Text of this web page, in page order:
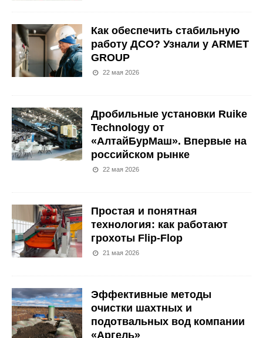
Как обеспечить стабильную
работу ДСО? Узнали у ARMET
GROUP
22 мая 2026
Дробильные установки Ruike
Technology от
«АлтайБурМаш». Впервые на
российском рынке
22 мая 2026
Простая и понятная
технология: как работают
грохоты Flip-Flop
21 мая 2026
Эффективные методы
очистки шахтных и
подотвальных вод компании
«Аргель»